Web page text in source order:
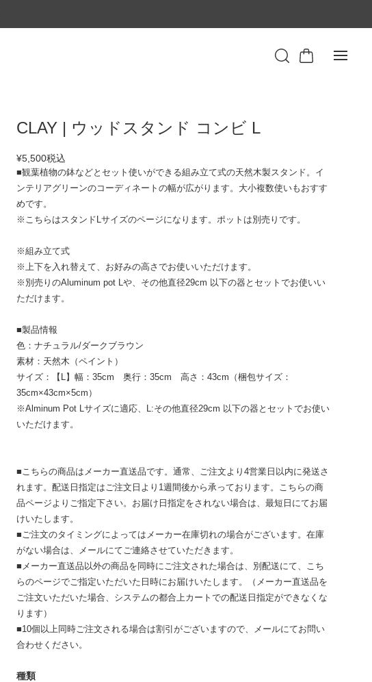
CLAY | ウッドスタンド コンビ L
¥5,500税込
■観葉植物の鉢などとセット使いができる組み立て式の天然木製スタンド。イ
ンテリアグリーンのコーディネートの幅が広がります。大小複数使いもおすす
めです。
※こちらはスタンドLサイズのページになります。ポットは別売りです。
※組み立て式
※上下を入れ替えて、お好みの高さでお使いいただけます。
※別売りのAluminum pot Lや、その他直径29cm 以下の器とセットでお使いい
ただけます。
■製品情報
色：ナチュラル/ダークブラウン
素材：天然木（ペイント）
サイズ：【L】幅：35cm 奥行：35cm 高さ：43cm（梱包サイズ：
35cm×43cm×5cm）
※Alminum Pot Lサイズに適応、L:その他直径29cm 以下の器とセットでお使い
いただけます。
■こちらの商品はメーカー直送品です。通常、ご注文より4営業日以内に発送さ
れます。配送日指定はご注文日より1週間後から承っております。こちらの商
品ページよりご指定下さい。お届け日指定をされない場合は、最短日にてお届
けいたします。
■ご注文のタイミングによってはメーカー在庫切れの場合がございます。在庫
がない場合は、メールにてご連絡させていただきます。
■メーカー直送品以外の商品を同時にご注文された場合は、別配送にて、こち
らのページでご指定いただいた日時にお届けいたします。（メーカー直送品を
ご注文いただいた場合、システムの都合上カートでの配送日指定ができなくな
ります）
■10個以上同時ご注文される場合は割引がございますので、メールにてお問い
合わせください。
種類